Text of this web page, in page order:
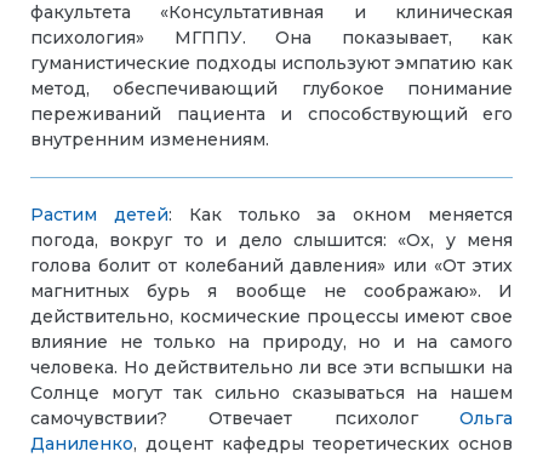
факультета «Консультативная и клиническая
психология» МГППУ. Она показывает, как
гуманистические подходы используют эмпатию как
метод, обеспечивающий глубокое понимание
переживаний пациента и способствующий его
внутренним изменениям.
Растим детей: Как только за окном меняется
погода, вокруг то и дело слышится: «Ох, у меня
голова болит от колебаний давления» или «От этих
магнитных бурь я вообще не соображаю». И
действительно, космические процессы имеют свое
влияние не только на природу, но и на самого
человека. Но действительно ли все эти вспышки на
Солнце могут так сильно сказываться на нашем
самочувствии? Отвечает психолог Ольга
Даниленко, доцент кафедры теоретических основ